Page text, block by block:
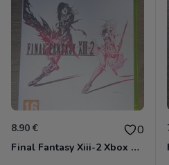
8.90 € 0
Final Fantasy Xiii-2 Xbox 360